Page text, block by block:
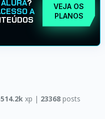
ALURA?
A
VEJA OS
PLANOS
xp | 23368posts